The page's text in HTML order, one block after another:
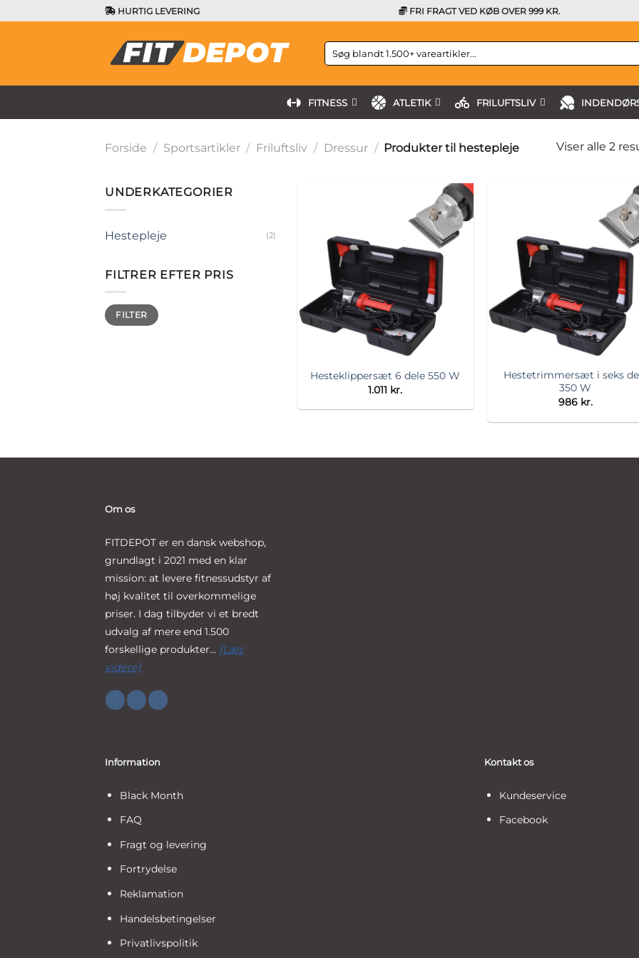
til
HURTIG LEVERING FRI FRAGT VED KØB OVER 999 KR.
Søg
efter:
FITNESS ATLETIK FRILUFTSLIV
Forside / Sportsartikler / Friluftsliv / Dressur / Produkter til hestepleje Viser alle 2
UNDERKATEGORIER
Hestepleje (2)
FILTRER EFTER PRIS
Mindste
pris
Højeste
prisFILTER
Hesteklippersæt 6 dele 550 W
1.011 kr.
Hestetrimmersæt i seks
350 W
986 kr.
Om os
FITDEPOT er en dansk webshop,
grundlagt i 2021 med en klar
mission: at levere fitnessudstyr af
høj kvalitet til overkommelige
priser. I dag tilbyder vi et bredt
udvalg af mere end 1.500
forskellige produkter... [Læs
videre]
Information
Black Month
FAQ
Fragt og levering
Fortrydelse
Reklamation
Handelsbetingelser
Privatlivspolitik
Kontakt os
Kundeservice
Facebook